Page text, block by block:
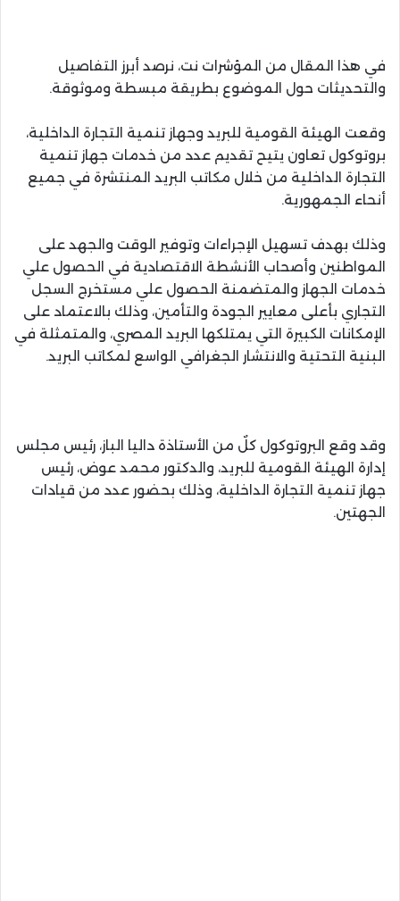
في هذا المقال من المؤشرات نت، نرصد أبرز التفاصيل
والتحديثات حول الموضوع بطريقة مبسطة وموثوقة.
وقعت الهيئة القومية للبريد وجهاز تنمية التجارة الداخلية،
بروتوكول تعاون يتيح تقديم عدد من خدمات جهاز تنمية
التجارة الداخلية من خلال مكاتب البريد المنتشرة في جميع
أنحاء الجمهورية.
وذلك بهدف تسهيل الإجراءات وتوفير الوقت والجهد على
المواطنين وأصحاب الأنشطة الاقتصادية في الحصول علي
خدمات الجهاز والمتضمنة الحصول علي مستخرج السجل
التجاري بأعلى معايير الجودة والتأمين، وذلك بالاعتماد على
الإمكانات الكبيرة التي يمتلكها البريد المصري، والمتمثلة في
البنية التحتية والانتشار الجغرافي الواسع لمكاتب البريد.
وقد وقع البروتوكول كلٌ من الأستاذة داليا الباز، رئيس مجلس
إدارة الهيئة القومية للبريد، والدكتور محمد عوض، رئيس
جهاز تنمية التجارة الداخلية، وذلك بحضور عدد من قيادات
الجهتين.